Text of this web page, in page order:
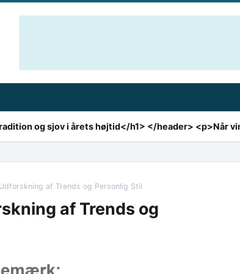
af Trends og Personlig Stil
af Trends og